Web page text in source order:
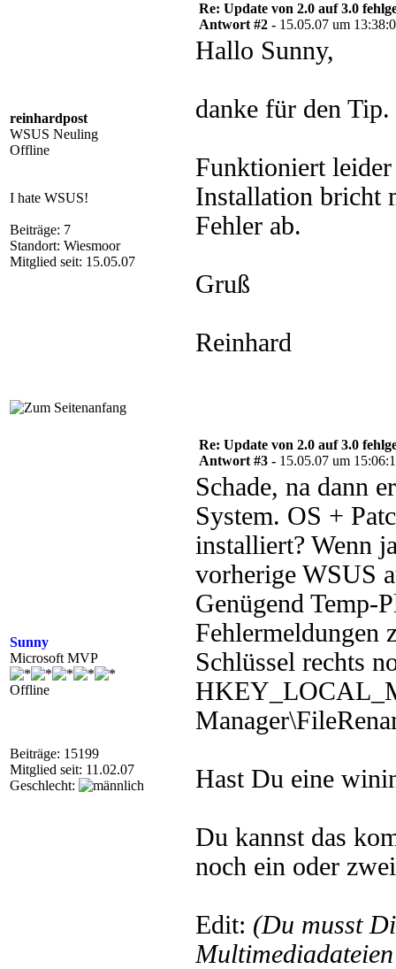
reinhardpost
WSUS Neuling
Offline
I hate WSUS!
Beiträge: 7
Standort: Wiesmoor
Mitglied seit: 15.05.07
Re: Update von 2.0 auf 3.0
Antwort #2 - 15.05.07 um
Hallo Sunny,
danke für den Tip.
Funktioniert
Installation bricht
Fehler ab.
Gruß
Reinhard
Sunny
Microsoft MVP
Offline
Beiträge: 15199
Mitglied seit: 11.02.07
Geschlecht:
Re: Update von 2.0 auf 3.0
Antwort #3 - 15.05.07 um
Schade, na dann
System. OS +
installiert? Wenn
vorherige WSUS
Genügend Temp-
Fehlermeldungen
Schlüssel rechts
Hast Du eine
Du kannst das
noch ein oder
Edit: (Du musst